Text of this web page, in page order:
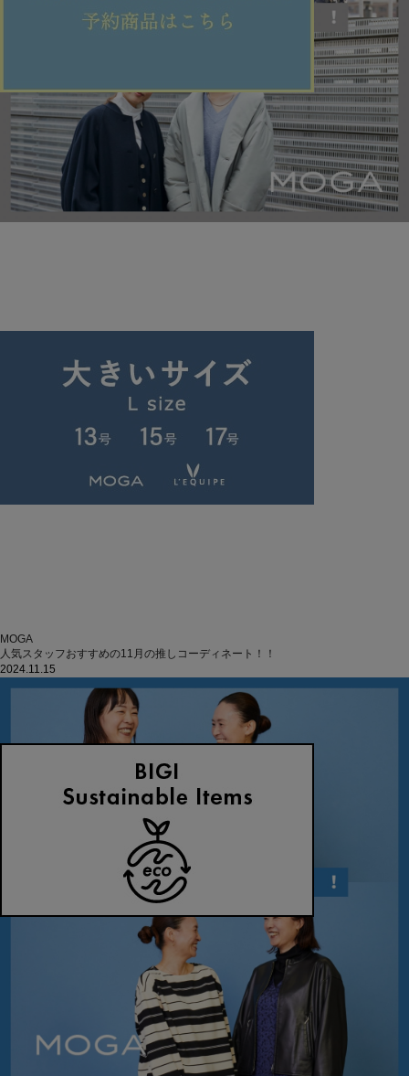
MOGA
人気スタッフおすすめの11月の推しコーディネート！！
2024.11.15